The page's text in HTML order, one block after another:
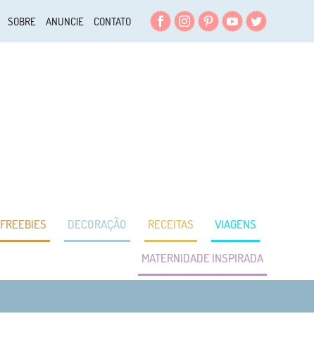
FacebookInstagram
PinterestYouTube
Twitter
SOBRE ANUNCIE CONTATO
FREEBIES DECORAÇÃO RECEITAS VIAGENS
MATERNIDADE INSPIRADA